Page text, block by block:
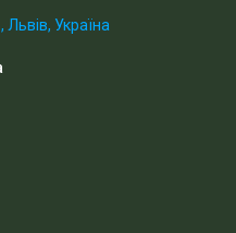
Львів, Україна